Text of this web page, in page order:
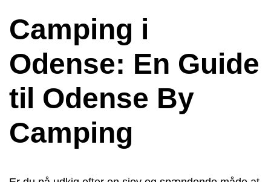
Camping i
Odense: En Guide
til Odense By
Camping